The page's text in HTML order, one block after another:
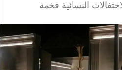
النسائية فخمة